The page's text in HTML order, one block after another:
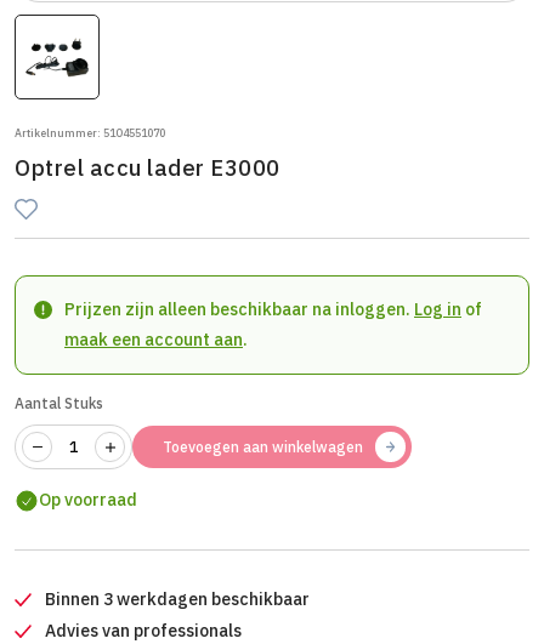
Artikelnummer: 51O4551070
Optrel accu lader E3000
Prijzen zijn alleen beschikbaar na inloggen. Log in of
maak een account aan.
Aantal Stuks
Toevoegen aan winkelwagen
Op voorraad
Binnen 3 werkdagen beschikbaar
Advies van professionals